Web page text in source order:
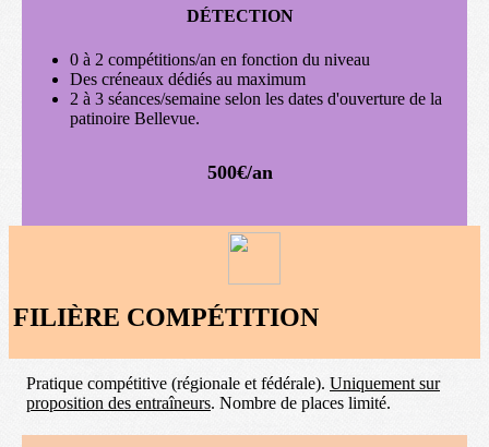
DÉTECTION
0 à 2 compétitions/an en fonction du niveau
Des créneaux dédiés au maximum
2 à 3 séances/semaine selon les dates d'ouverture de la
patinoire Bellevue.
500€/an
FILIÈRE COMPÉTITION
Pratique compétitive (régionale et fédérale). Uniquement sur
proposition des entraîneurs. Nombre de places limité.